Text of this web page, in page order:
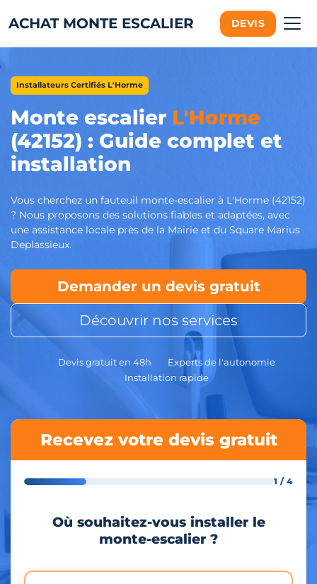
ACHAT MONTE ESCALIER DEVIS
Installateurs Certifiés L'Horme
Monte escalier L'Horme
(42152) : Guide complet et
installation
Vous cherchez un fauteuil monte-escalier à L'Horme (42152)
? Nous proposons des solutions fiables et adaptées, avec
une assistance locale près de la Mairie et du Square Marius
Deplassieux.
Demander un devis gratuit
Découvrir nos services
Devis gratuit en 48h
Experts de l'autonomie
Installation rapide
Recevez votre devis gratuit
1 / 4
Où souhaitez-vous installer le
monte-escalier ?